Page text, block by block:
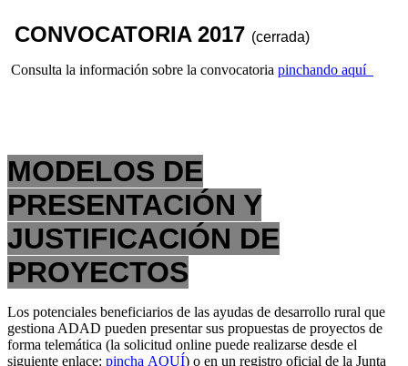
CONVOCATORIA 2017 (cerrada)
Consulta la información sobre la convocatoria pinchando aquí
MODELOS DE
PRESENTACIÓN Y
JUSTIFICACIÓN DE
PROYECTOS
Los potenciales beneficiarios de las ayudas de desarrollo rural que
gestiona ADAD pueden presentar sus propuestas de proyectos de
forma telemática (la solicitud online puede realizarse desde el
siguiente enlace: pincha AQUÍ) o en un registro oficial de la Junta